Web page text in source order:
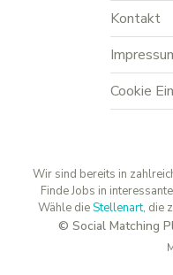
Kontakt
Cookie
Wir sind bereits in
Finde Jobs in
Wähle dieStellenart, die
© Social Matching